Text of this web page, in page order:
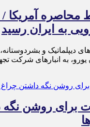
محاصره آمریکا
به ایران رسید
دیپلماتیک و
یورو، به انبارهای شرکت
برای روشن